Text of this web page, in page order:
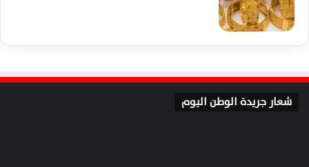
شعار جريدة الوطن اليوم